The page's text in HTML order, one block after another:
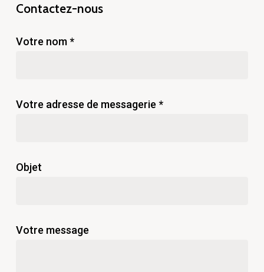
Contactez-nous
Votre nom *
Votre adresse de messagerie *
Objet
Votre message